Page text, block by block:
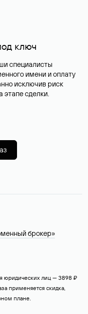
ключ
специалисты
имени и оплату
исключив риск
этапе сделки.
брокер»
юридических лиц — 3898 ₽
применяется скидка,
плане.